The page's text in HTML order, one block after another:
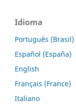
Idioma
Português (Brasil)
Español (España)
English
Français (France)
Italiano